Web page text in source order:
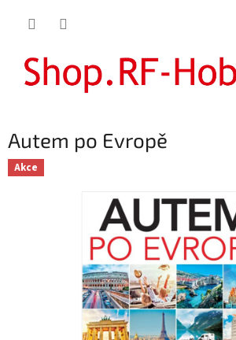
Autem po Evropě
Akce